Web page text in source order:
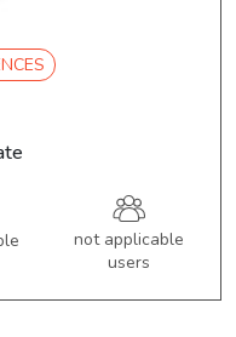
not applicable
users